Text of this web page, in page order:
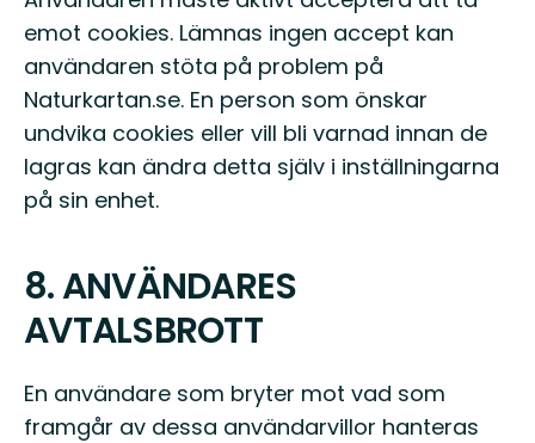
emot cookies. Lämnas ingen accept kan
användaren stöta på problem på
Naturkartan.se. En person som önskar
undvika cookies eller vill bli varnad innan de
lagras kan ändra detta själv i inställningarna
på sin enhet.
8. ANVÄNDARES
AVTALSBROTT
En användare som bryter mot vad som
framgår av dessa användarvillor hanteras